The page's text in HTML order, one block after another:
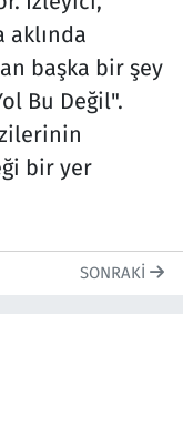
aklında
başka bir şey
Bu Değil".
bir yer
SONRAKI